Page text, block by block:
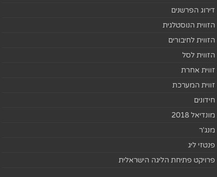
דירוג הפרשנים
הזווית הנוסטלגית
הזווית לחיבורים
הזווית לסל
זווית אחרת
זווית המערכת
חידונים
מונדיאל 2018
מנג'ר
פנטזי ליג
פרויקט פתיחת הליגה הישראלית